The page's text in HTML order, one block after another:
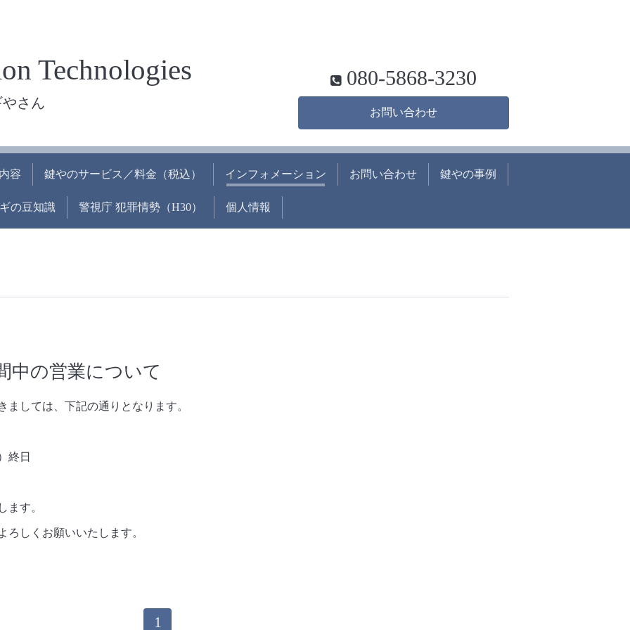
Technologies
さん
080-5868-3230
お問い合わせ
容 鍵やのサービス／料金（税込） インフォメーション お問い合わせ 鍵やの事例
の豆知識 警視庁 犯罪情勢（H30） 個人情報
中の営業について
しては、下記の通りとなります。
終日
ます。
しくお願いいたします。
1